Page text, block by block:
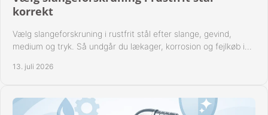
korrekt
Vælg slangeforskruning i rustfrit stål efter slange, gevind,
medium og tryk. Så undgår du lækager, korrosion og fejlkøb i
13. juli 2026